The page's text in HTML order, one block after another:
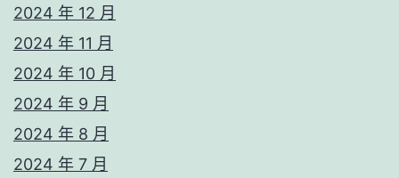
2024 年 12 月
2024 年 11 月
2024 年 10 月
2024 年 9 月
2024 年 8 月
2024 年 7 月